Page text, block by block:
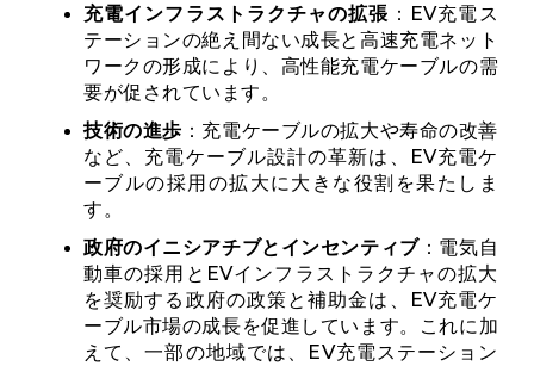
充電インフラストラクチャの拡張 ：EV充電ス
テーションの絶え間ない成長と高速充電ネット
ワークの形成により、高性能充電ケーブルの需
要が促されています。
技術の進歩 ：充電ケーブルの拡大や寿命の改善
など、充電ケーブル設計の革新は、EV充電ケ
ーブルの採用の拡大に大きな役割を果たしま
す。
政府のイニシアチブとインセンティブ：電気自
動車の採用とEVインフラストラクチャの拡大
を奨励する政府の政策と補助金は、EV充電ケ
ーブル市場の成長を促進しています。これに加
えて、一部の地域では、EV充電ステーション